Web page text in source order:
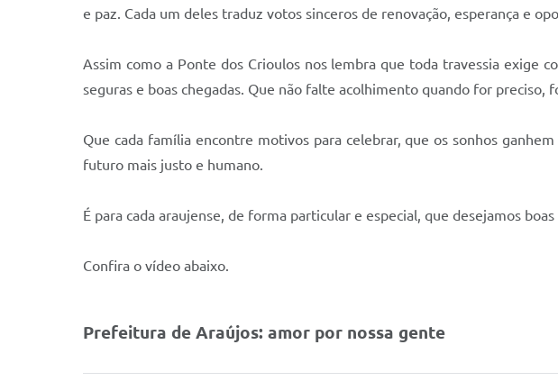
e paz. Cada um deles traduz votos sinceros de renovação, esperança e
Assim como a Ponte dos Crioulos nos lembra que toda travessia exige
seguras e boas chegadas. Que não falte acolhimento quando for preciso,
Que cada família encontre motivos para celebrar, que os sonhos
futuro mais justo e humano.
É para cada araujense, de forma particular e especial, que desejamos
Confira o vídeo abaixo.
Prefeitura de Araújos: amor por nossa gente